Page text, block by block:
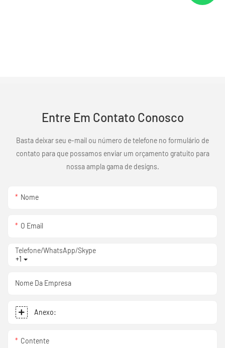
Entre Em Contato Conosco
Basta deixar seu e-mail ou número de telefone no formulário de
contato para que possamos enviar um orçamento gratuito para
nossa ampla gama de designs.
Nome
O Email
+1
Telefone/WhatsApp/Skype
Nome Da Empresa
Anexo:
Contente